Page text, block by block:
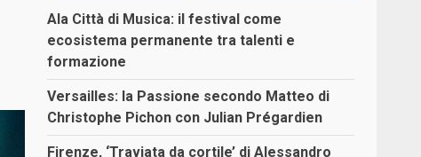
Ala Città di Musica: il festival come
ecosistema permanente tra talenti e
formazione
Versailles: la Passione secondo Matteo di
Christophe Pichon con Julian Prégardien
Firenze, ‘Traviata da cortile’ di Alessandro